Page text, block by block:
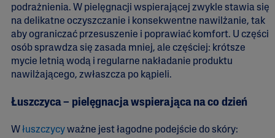
podrażnienia. W pielęgnacji wspierającej zwykle stawia się
na delikatne oczyszczanie i konsekwentne nawilżanie, tak
aby ograniczać przesuszenie i poprawiać komfort. U części
osób sprawdza się zasada mniej, ale częściej: krótsze
mycie letnią wodą i regularne nakładanie produktu
nawilżającego, zwłaszcza po kąpieli.
Łuszczyca – pielęgnacja wspierająca na co dzień
Włuszczycyważne jest łagodne podejście do skóry: